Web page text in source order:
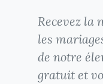
Recevez la
les
de notre
gratuit et